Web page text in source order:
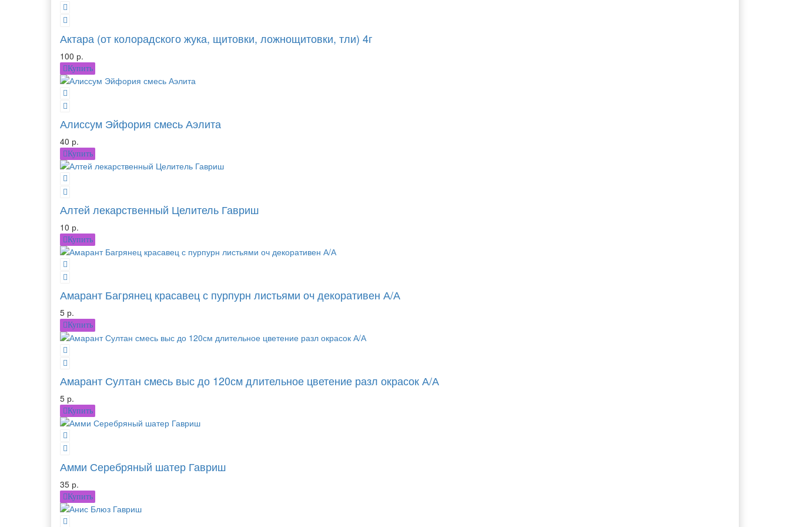
Актара (от колорадского жука, щитовки, ложнощитовки, тли) 4г
100 р.
Купить
Алиссум Эйфория смесь Аэлита
40 р.
Купить
Алтей лекарственный Целитель Гавриш
10 р.
Купить
Амарант Багрянец красавец с пурпурн листьями оч декоративен А/А
5 р.
Купить
Амарант Султан смесь выс до 120см длительное цветение разл окрасок А/А
5 р.
Купить
Амми Серебряный шатер Гавриш
35 р.
Купить